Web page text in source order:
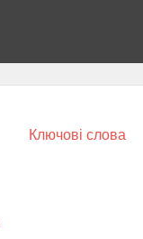
Ключові слова